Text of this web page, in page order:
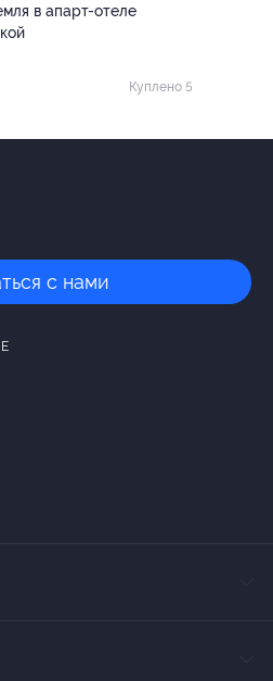
в апарт-отеле
Куплено 5
с нами